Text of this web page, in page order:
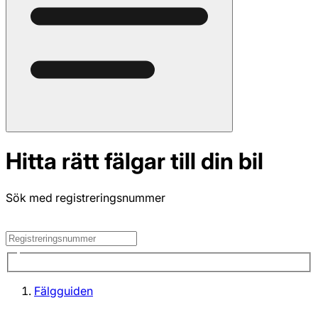
Hitta rätt fälgar till din bil
Sök med registreringsnummer
Fälgguiden